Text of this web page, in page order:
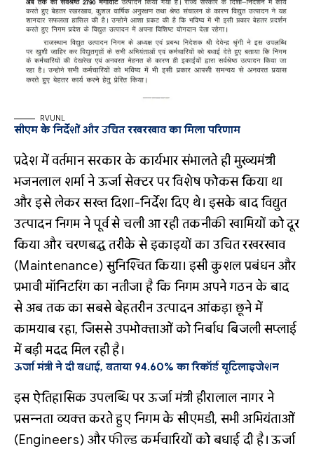
RVUNL
सीएम के निर्देशों और उचित रखरखाव का मिला परिणाम
प्रदेश में वर्तमान सरकार के कार्यभार संभालते ही मुख्यमंत्री
भजनलाल शर्मा ने ऊर्जा सेक्टर पर विशेष फोकस किया था
और इसे लेकर सख्त दिशा-निर्देश दिए थे। इसके बाद विद्युत
उत्पादन निगम ने पूर्व से चली आ रही तकनीकी खामियों को दूर
किया और चरणबद्ध तरीके से इकाइयों का उचित रखरखाव
(Maintenance) सुनिश्चित किया। इसी कुशल प्रबंधन और
प्रभावी मॉनिटरिंग का नतीजा है कि निगम अपने गठन के बाद
से अब तक का सबसे बेहतरीन उत्पादन आंकड़ा छूने में
कामयाब रहा, जिससे उपभोक्ताओं को निर्बाध बिजली सप्लाई
में बड़ी मदद मिल रही है।
ऊर्जा मंत्री ने दी बधाई, बताया 94.60% का रिकॉर्ड यूटिलाइजेशन
इस ऐतिहासिक उपलब्धि पर ऊर्जा मंत्री हीरालाल नागर ने
प्रसन्नता व्यक्त करते हुए निगम के सीएमडी, सभी अभियंताओं
(Engineers) और फील्ड कर्मचारियों को बधाई दी है। ऊर्जा